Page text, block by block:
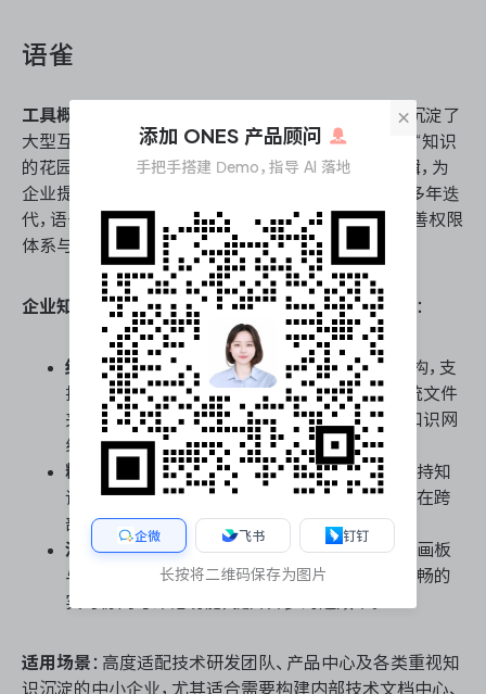
语雀
工具概况
：语雀是蚂蚁集团孵化的专业云端知识库，沉淀了
大型互联网企业的文档管理实践。其核心理念是构建“知识
的花园”，通过结构化的知识体系与轻量级的协同编辑，为
企业提供从知识创作、组织到分享的完整闭环。经过多年迭
代，语雀已从单纯的Markdown编辑器演变为具备完善权限
体系与知识网络的企业级知识管理基座。
企业知识库构建、团队协作与文档管理效能核心能力 ：
结构化知识网络：采用“知识库-文档”的层级架构，支
持文档间的双向链接与关系图谱，有效打破传统文件
夹式的信息孤岛，构建具有上下文关联的企业知识网
络。
精细化权限管控：提供基于角色的权限分配，支持知
识库级、文档级的独立权限设置，确保核心机密在跨
部门协作时的安全隔离与可控流转。
沉浸式创作与协同：编辑器深度优化了代码块、画板
与公式支持，适合研发与技术团队；同时提供流畅的
实时协同与评论功能，提升异步沟通效率。
适用场景 ：高度适配技术研发团队、产品中心及各类重视知
识沉淀的中小企业，尤其适合需要构建内部技术文档中心、
×
添加 ONES 产品顾问
手把手搭建 Demo，指导 AI 落地
企微 飞书 钉钉
长按将二维码保存为图片